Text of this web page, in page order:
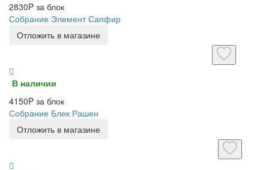
2830P за блок
Собрание Элемент Сапфир
Отложить в магазине
В наличии
4150P за блок
Собрание Блек Рашен
Отложить в магазине